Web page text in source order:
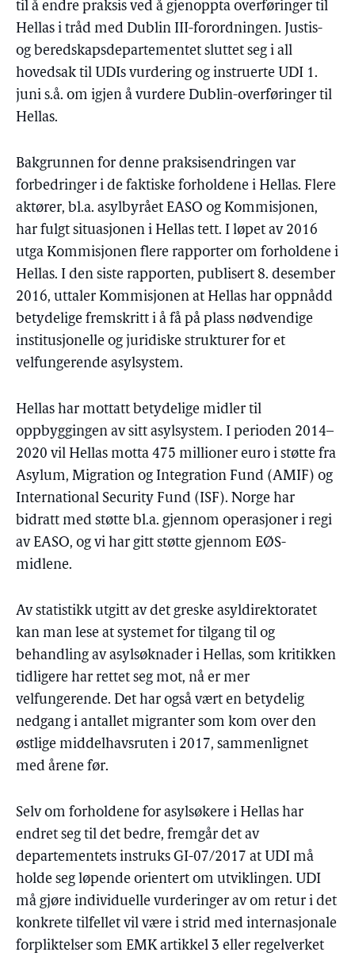
til å endre praksis ved å gjenoppta overføringer til
Hellas i tråd med Dublin III-forordningen. Justis-
og beredskapsdepartementet sluttet seg i all
hovedsak til UDIs vurdering og instruerte UDI 1.
juni s.å. om igjen å vurdere Dublin-overføringer til
Hellas.
Bakgrunnen for denne praksisendringen var
forbedringer i de faktiske forholdene i Hellas. Flere
aktører, bl.a. asylbyrået EASO og Kommisjonen,
har fulgt situasjonen i Hellas tett. I løpet av 2016
utga Kommisjonen flere rapporter om forholdene i
Hellas. I den siste rapporten, publisert 8. desember
2016, uttaler Kommisjonen at Hellas har oppnådd
betydelige fremskritt i å få på plass nødvendige
institusjonelle og juridiske strukturer for et
velfungerende asylsystem.
Hellas har mottatt betydelige midler til
oppbyggingen av sitt asylsystem. I perioden 2014–
2020 vil Hellas motta 475 millioner euro i støtte fra
Asylum, Migration og Integration Fund (AMIF) og
International Security Fund (ISF). Norge har
bidratt med støtte bl.a. gjennom operasjoner i regi
av EASO, og vi har gitt støtte gjennom EØS-
midlene.
Av statistikk utgitt av det greske asyldirektoratet
kan man lese at systemet for tilgang til og
behandling av asylsøknader i Hellas, som kritikken
tidligere har rettet seg mot, nå er mer
velfungerende. Det har også vært en betydelig
nedgang i antallet migranter som kom over den
østlige middelhavsruten i 2017, sammenlignet
med årene før.
Selv om forholdene for asylsøkere i Hellas har
endret seg til det bedre, fremgår det av
departementets instruks GI-07/2017 at UDI må
holde seg løpende orientert om utviklingen. UDI
må gjøre individuelle vurderinger av om retur i det
konkrete tilfellet vil være i strid med internasjonale
forpliktelser som EMK artikkel 3 eller regelverket